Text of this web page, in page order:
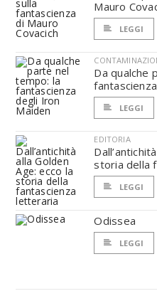
Mauro
LEGGI
Da qualche
LEGGI
EDITORIA
storia della
LEGGI
Odissea
LEGGI